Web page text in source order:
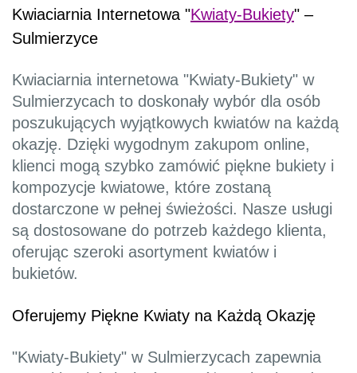
Kwiaciarnia Internetowa "Kwiaty-Bukiety" –
Sulmierzyce
Kwiaciarnia internetowa "Kwiaty-Bukiety" w
Sulmierzycach to doskonały wybór dla osób
poszukujących wyjątkowych kwiatów na każdą
okazję. Dzięki wygodnym zakupom online,
klienci mogą szybko zamówić piękne bukiety i
kompozycje kwiatowe, które zostaną
dostarczone w pełnej świeżości. Nasze usługi
są dostosowane do potrzeb każdego klienta,
oferując szeroki asortyment kwiatów i
bukietów.
Oferujemy Piękne Kwiaty na Każdą Okazję
"Kwiaty-Bukiety" w Sulmierzycach zapewnia